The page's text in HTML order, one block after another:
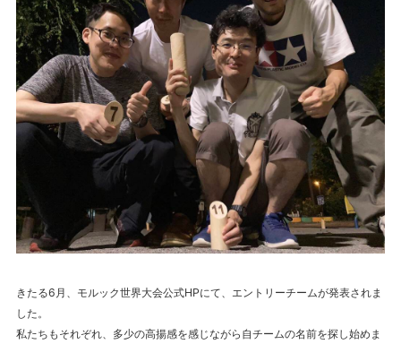
きたる6月、モルック世界大会公式HPにて、エントリーチームが発表されま
した。
私たちもそれぞれ、多少の高揚感を感じながら自チームの名前を探し始めま